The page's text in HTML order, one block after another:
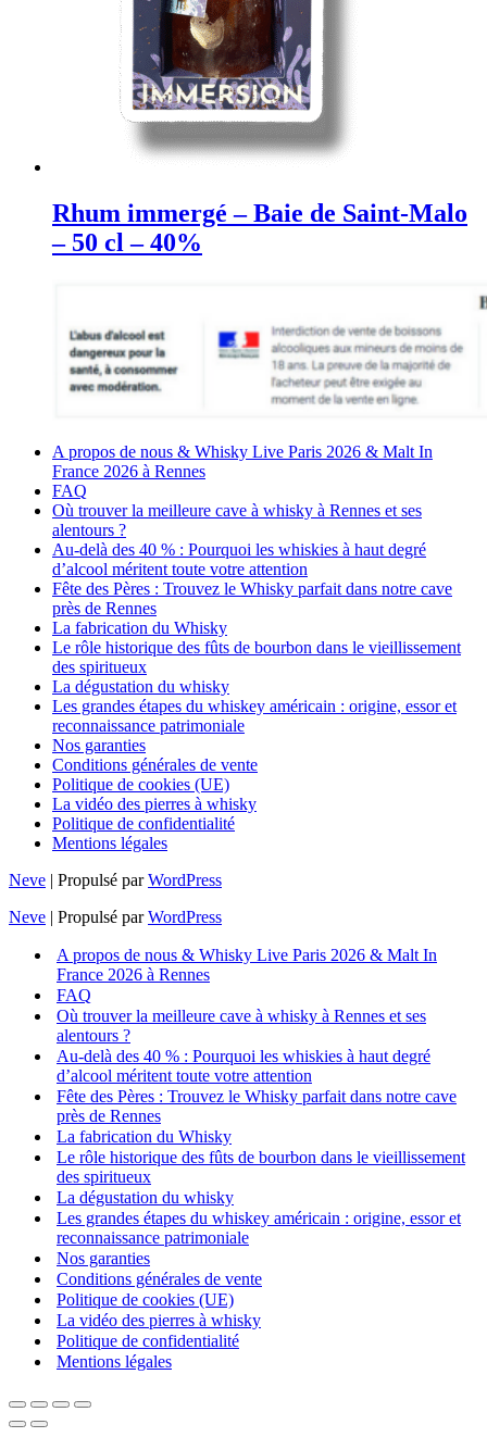
Rhum immergé – Baie de Saint-Malo
– 50 cl – 40%
A propos de nous & Whisky Live Paris 2026 & Malt In
France 2026 à Rennes
FAQ
Où trouver la meilleure cave à whisky à Rennes et ses
alentours ?
Au-delà des 40 % : Pourquoi les whiskies à haut degré
d’alcool méritent toute votre attention
Fête des Pères : Trouvez le Whisky parfait dans notre cave
près de Rennes
La fabrication du Whisky
Le rôle historique des fûts de bourbon dans le vieillissement
des spiritueux
La dégustation du whisky
Les grandes étapes du whiskey américain : origine, essor et
reconnaissance patrimoniale
Nos garanties
Conditions générales de vente
Politique de cookies (UE)
La vidéo des pierres à whisky
Politique de confidentialité
Mentions légales
Neve | Propulsé parWordPress
Neve | Propulsé parWordPress
A propos de nous & Whisky Live Paris 2026 & Malt In
France 2026 à Rennes
FAQ
Où trouver la meilleure cave à whisky à Rennes et ses
alentours ?
Au-delà des 40 % : Pourquoi les whiskies à haut degré
d’alcool méritent toute votre attention
Fête des Pères : Trouvez le Whisky parfait dans notre cave
près de Rennes
La fabrication du Whisky
Le rôle historique des fûts de bourbon dans le vieillissement
des spiritueux
La dégustation du whisky
Les grandes étapes du whiskey américain : origine, essor et
reconnaissance patrimoniale
Nos garanties
Conditions générales de vente
Politique de cookies (UE)
La vidéo des pierres à whisky
Politique de confidentialité
Mentions légales